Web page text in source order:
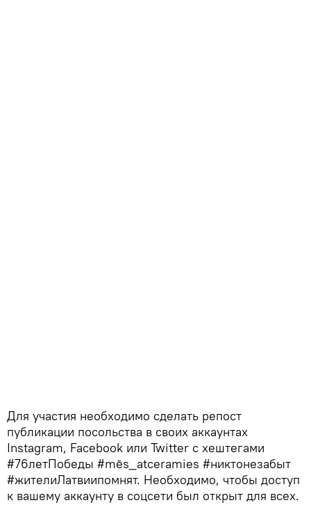
Для участия необходимо сделать репост
публикации посольства в своих аккаунтах
Instagram, Facebook или Twitter с хештегами
#76летПобеды #mēs_atceramies #никтонезабыт
#жителиЛатвиипомнят. Необходимо, чтобы доступ
к вашему аккаунту в соцсети был открыт для всех.